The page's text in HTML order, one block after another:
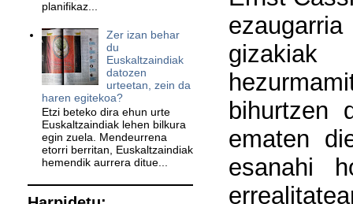
gizakiak
bihurtzen
ematen
esanahi
planifikaz...
Zer izan behar
du
Euskaltzaindiak
datozen
urteetan, zein da
haren egitekoa?
Etzi beteko dira ehun urte
Euskaltzaindiak lehen bilkura
egin zuela. Mendeurrena
etorri berritan, Euskaltzaindiak
hemendik aurrera ditue...